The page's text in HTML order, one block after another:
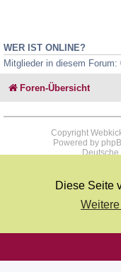
Diese Seite
WER IST ONLINE?
Mitglieder in diesem
Foren-Übersicht
Copyright
Powered by